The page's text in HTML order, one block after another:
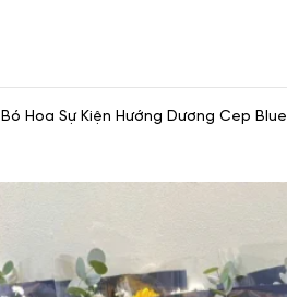
Bó Hoa Sự Kiện Hướng Dương Cep Blue